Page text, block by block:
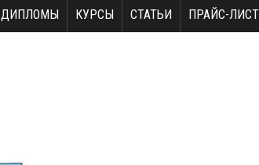
ДИПЛОМЫ КУРСЫ СТАТЬИ ПРАЙС-ЛИСТ